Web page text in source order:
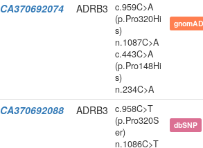
CA370692074 ADRB3
c.959C>A
(p.Pro320Hi
s)
n.1087C>A
c.443C>A
(p.Pro148Hi
s)
n.234C>A
CA370692088 ADRB3
c.958C>T
(p.Pro320S
er)
n.1086C>T
dbSNP